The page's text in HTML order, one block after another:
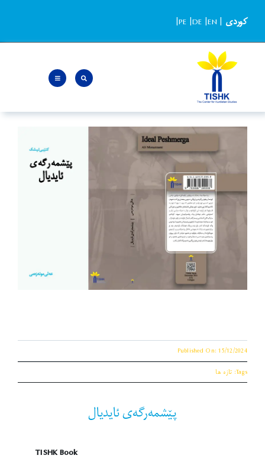
content
کوردی |
PE |DE |EN
|
Published On: 15/12/2024
Tags: تازه ها
پێشمەرگەی ئایدیال
TISHK Book